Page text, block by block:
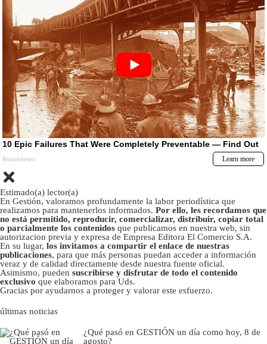
Estimado(a) lector(a)
En Gestión, valoramos profundamente la labor periodística que
realizamos para mantenerlos informados. Por ello, les recordamos que
no está permitido, reproducir, comercializar, distribuir, copiar total
o parcialmente los contenidos que publicamos en nuestra web, sin
autorizacion previa y expresa de Empresa Editora El Comercio S.A.
En su lugar, los invitamos a compartir el enlace de nuestras
publicaciones, para que más personas puedan acceder a información
veraz y de calidad directamente desde nuestra fuente oficial.
Asimismo, pueden suscribirse y disfrutar de todo el contenido
exclusivo que elaboramos para Uds.
Gracias por ayudarnos a proteger y valorar este esfuerzo.
últimas noticias
¿Qué pasó en GESTIÓN un día como hoy, 8 de
agosto?